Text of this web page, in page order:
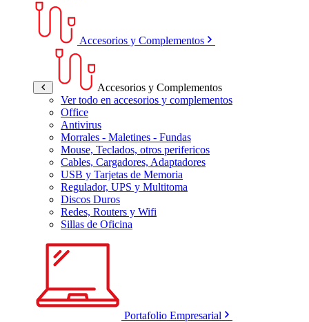
Accesorios y Complementos
Accesorios y Complementos
Ver todo en accesorios y complementos
Office
Antivirus
Morrales - Maletines - Fundas
Mouse, Teclados, otros perifericos
Cables, Cargadores, Adaptadores
USB y Tarjetas de Memoria
Regulador, UPS y Multitoma
Discos Duros
Redes, Routers y Wifi
Sillas de Oficina
Portafolio Empresarial